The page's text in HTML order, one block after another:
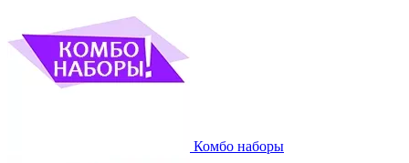
Комбо наборы